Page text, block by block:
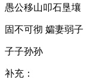
愚公移山叩石垦壤
固不可彻 孀妻弱子
子子孙孙
补充：